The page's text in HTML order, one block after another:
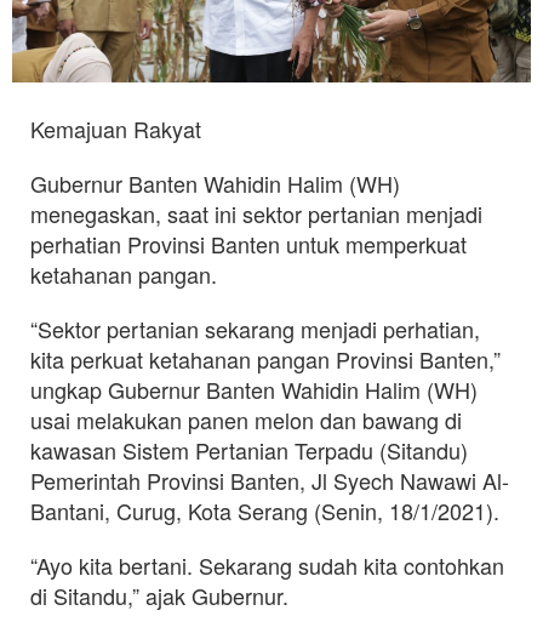
Kemajuan Rakyat
Gubernur Banten Wahidin Halim (WH)
menegaskan, saat ini sektor pertanian menjadi
perhatian Provinsi Banten untuk memperkuat
ketahanan pangan.
“Sektor pertanian sekarang menjadi perhatian,
kita perkuat ketahanan pangan Provinsi Banten,”
ungkap Gubernur Banten Wahidin Halim (WH)
usai melakukan panen melon dan bawang di
kawasan Sistem Pertanian Terpadu (Sitandu)
Pemerintah Provinsi Banten, Jl Syech Nawawi Al-
Bantani, Curug, Kota Serang (Senin, 18/1/2021).
“Ayo kita bertani. Sekarang sudah kita contohkan
di Sitandu,” ajak Gubernur.